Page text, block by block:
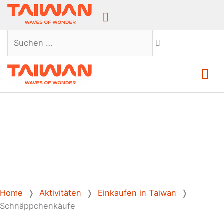
Above
Suchen …
Home ❭ Aktivitäten ❭ Einkaufen in Taiwan ❭
Schnäppchenkäufe